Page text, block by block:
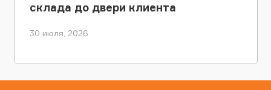
склада до двери клиента
30 июля, 2026